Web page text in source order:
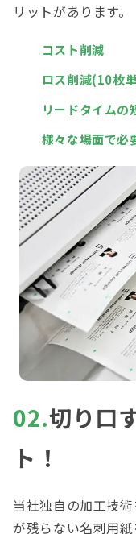
リットがあります。
コスト削減
ロス削減(10枚
リードタイムの
様々な場面で必
02.切り口
ト！
当社独自の加工技
が残らない名刺用紙